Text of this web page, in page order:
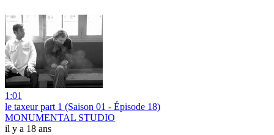
1:01
le taxeur part 1 (Saison 01 - Épisode 18)
MONUMENTAL STUDIO
il y a 18 ans